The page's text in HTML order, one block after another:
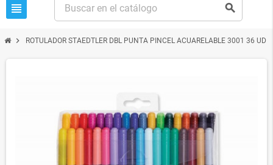
view_headline search
chevron_right ROTULADOR STAEDTLER DBL PUNTA PINCEL ACUARELABLE 3001 36 UD